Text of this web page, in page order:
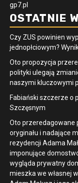
gp7.pl
OSTATNIE
Czy ZUS powinien
jednopłciowym?
Oto propozycja
polityki ulegają
naszymi kluczowymi
Fabiański szczerze o
Szczęsnym
Oto przeredagowane
oryginału i nadające
rezydencji Adama
imponujące
wygląda prywatny
mieszka we własnej